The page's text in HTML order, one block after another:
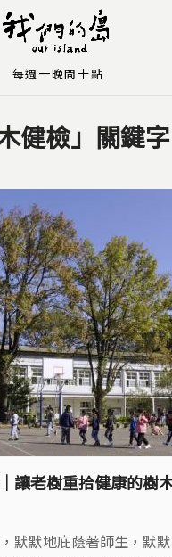
Jump to Navigation
to Main content
木健檢」關鍵字
讓老樹重拾健康的樹
默默地庇蔭著師生，默
每週一晚間十點